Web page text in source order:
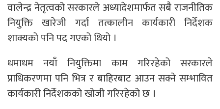
वालेन्द्र नेतृत्वको सरकारले अध्यादेशमार्फत सबै राजनीतिक
नियुक्ति खारेजी गर्दा तत्कालीन कार्यकारी निर्देशक
शाक्यको पनि पद गएको थियो ।
धमाधम नयाँ नियुक्तिमा काम गरिरहेको सरकारले
प्राधिकरणमा पनि भित्र र बाहिरबाट आउन सक्ने सम्भावित
कार्यकारी निर्देशकको खोजी गरिरहेको छ ।